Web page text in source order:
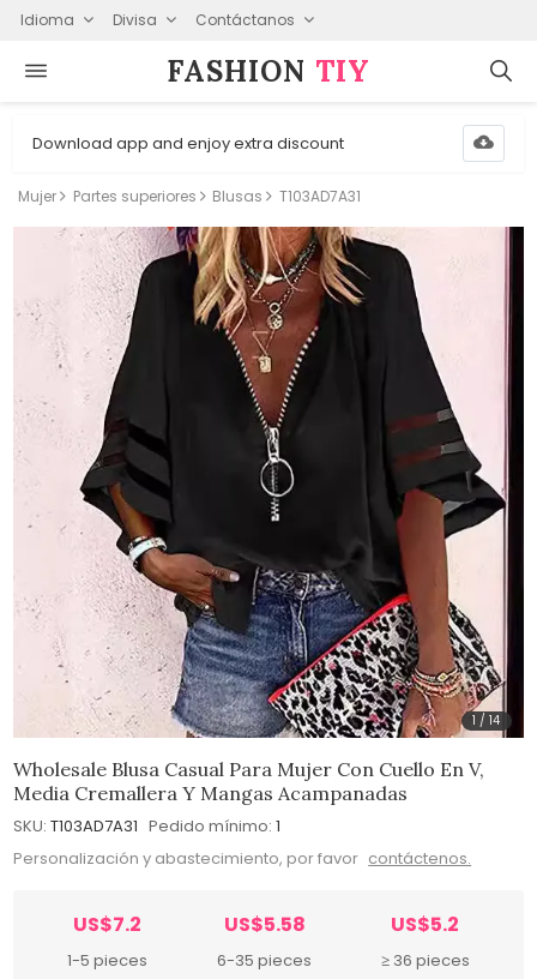
Idioma Divisa Contáctanos
FASHION⁠ TIY
Download app and enjoy extra discount
Mujer Partes superiores Blusas T103AD7A31
1 /14
Wholesale Blusa Casual Para Mujer Con Cuello En V,
Media Cremallera Y Mangas Acampanadas
SKU: T103AD7A31 Pedido mínimo: 1
Personalización y abastecimiento, por favor contáctenos.
US$7.2
1-5 pieces
US$5.58
6-35 pieces
US$5.2
≥ 36 pieces